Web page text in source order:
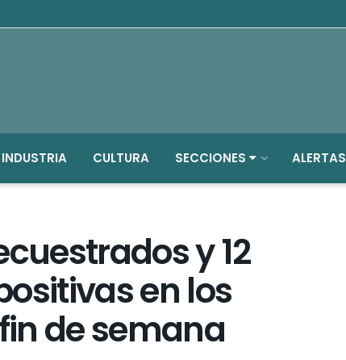
INDUSTRIA CULTURA SECCIONES ALERTAS
y 12
en los
de semana